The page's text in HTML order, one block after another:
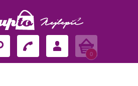
Košík
0